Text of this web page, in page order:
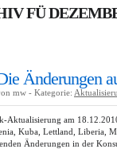
FÜ
Änderungen
mw - Kategorie:
Aktualisierung am
Kuba, Lettland, Liberia,
Änderungen in der